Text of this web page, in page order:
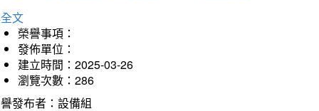
文
榮譽事項：
發佈單位：
建立時間：2025-03-26
瀏覽次數：286
發布者：設備組